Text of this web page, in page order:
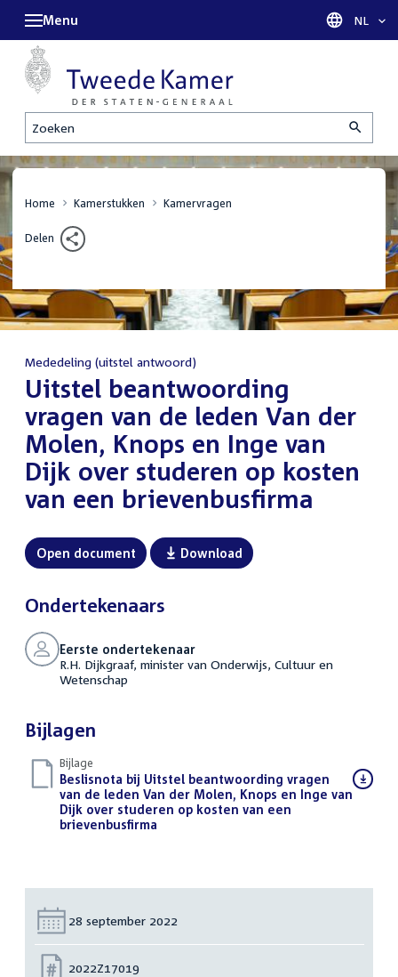
Zoeken
Menu Taal
NL
Home Kamerstukken Kamervragen
Delen
Mededeling (uitstel antwoord)
:Uitstel beantwoording
vragen van de leden Van der
Molen, Knops en Inge van
Dijk over studeren op kosten
van een brievenbusfirma
Open document Download
Ondertekenaars
Eerste ondertekenaar
R.H. Dijkgraaf, minister van Onderwijs, Cultuur en
Wetenschap
Bijlagen
Bijlage
Download
bestand:
Beslisnota bij Uitstel beantwoording vragen
van de leden Van der Molen, Knops en Inge van
Dijk over studeren op kosten van een
brievenbusfirma
Datum:
28 september 2022
Nummer:
2022Z17019